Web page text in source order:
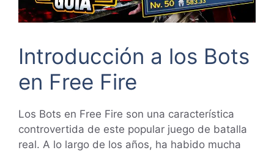
Introducción a los Bots
en Free Fire
Los Bots en Free Fire son una característica
controvertida de este popular juego de batalla
real. A lo largo de los años, ha habido mucha